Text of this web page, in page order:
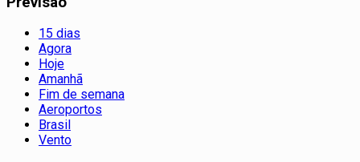
15 dias
Agora
Hoje
Amanhã
Fim de semana
Aeroportos
Brasil
Vento